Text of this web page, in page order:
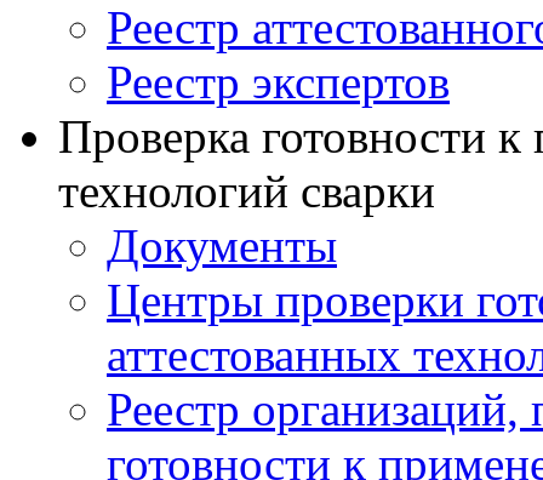
Реестр
Реестр экспертов
Проверка готовности
технологий сварки
Документы
Центры проверки
аттестованных
Реестр
готовности к